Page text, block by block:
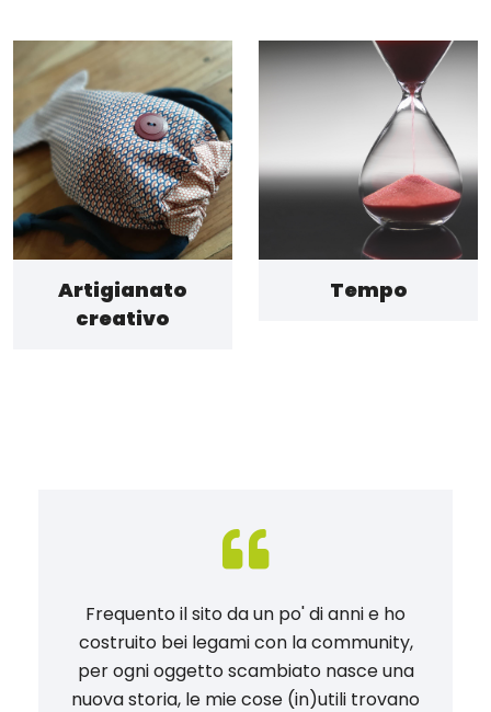
Artigianato
creativo
Tempo
Frequento il sito da un po' di anni e ho
costruito bei legami con la community,
per ogni oggetto scambiato nasce una
nuova storia, le mie cose (in)utili trovano